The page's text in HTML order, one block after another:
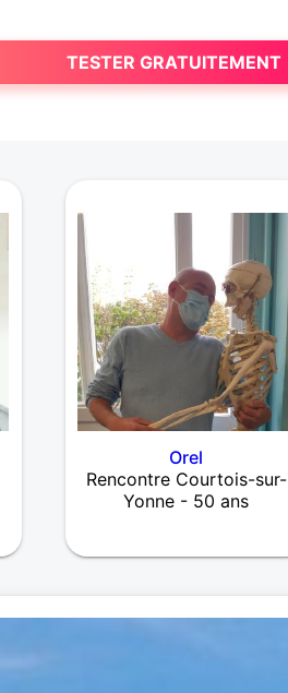
TESTER GRATUITEMENT
Orel
Rencontre Courtois-sur-
Yonne - 50 ans